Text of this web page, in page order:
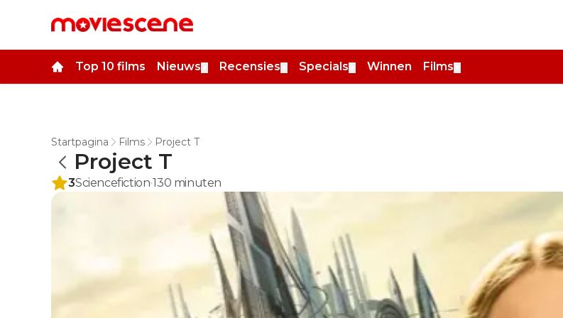
Top 10 films Nieuws Recensies Specials Winnen Films
Startpagina Films Project T
Project T
3Sciencefiction 130 minuten